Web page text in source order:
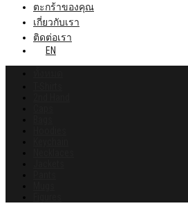
ตะกร้าของคุณ
เกี่ยวกับเรา
ติดต่อเรา
EN